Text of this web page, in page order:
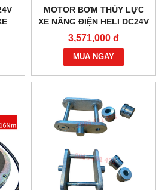
MOTOR BƠM THỦY LỰC
XE NÂNG ĐIỆN HELI DC24V
1.2KW- YC2412
3,571,000 đ
MUA NGAY